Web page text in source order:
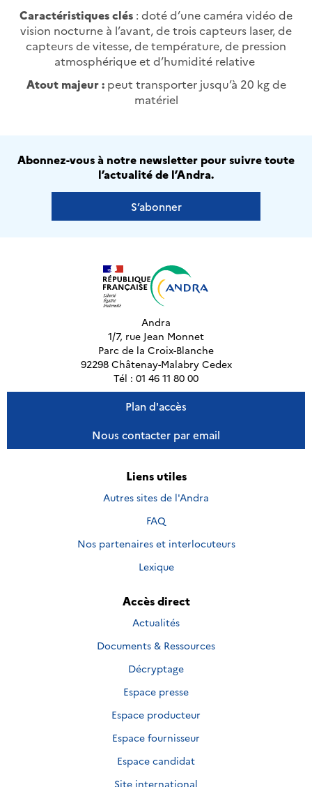
Caractéristiques clés : doté d’une caméra vidéo de
vision nocturne à l’avant, de trois capteurs laser, de
capteurs de vitesse, de température, de pression
atmosphérique et d’humidité relative
Atout majeur :peut transporter jusqu’à 20 kg de
matériel
Abonnez-vous à notre newsletter pour suivre toute
l’actualité de l’Andra.
S’abonner
Andra
1/7, rue Jean Monnet
Parc de la Croix-Blanche
92298 Châtenay-Malabry Cedex
Tél : 01 46 11 80 00
Plan d'accès
Nous contacter par email
Liens utiles
Autres sites de l'Andra
FAQ
Nos partenaires et interlocuteurs
Lexique
Accès direct
Actualités
Documents & Ressources
Décryptage
Espace presse
Espace producteur
Espace fournisseur
Espace candidat
Site international